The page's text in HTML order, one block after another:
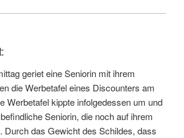
geriet eine Seniorin mit ihrem
die Werbetafel eines Discounters am
Werbetafel kippte infolgedessen um und
Seniorin, die noch auf ihrem
Durch das Gewicht des Schildes, dass